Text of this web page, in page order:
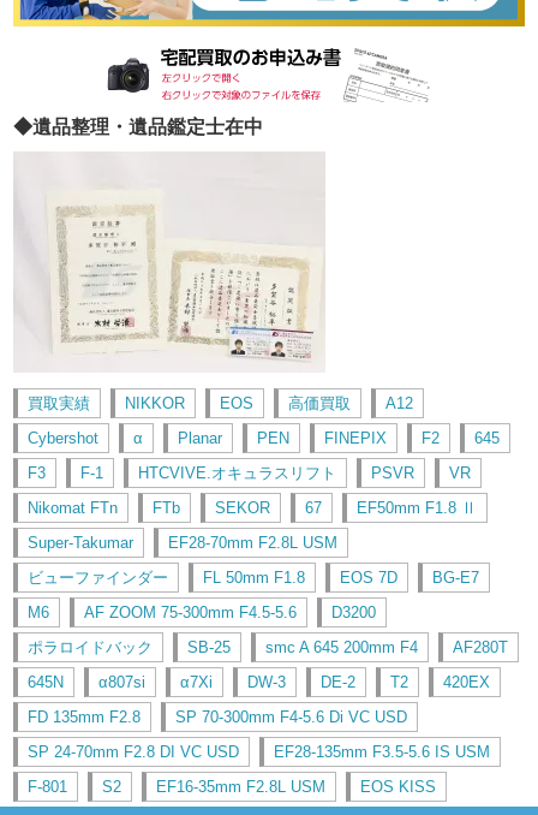
◆遺品整理・遺品鑑定士在中
買取実績 NIKKOR EOS 高価買取
A12
Cybershot
α Planar PEN FINEPIX F2
645
F3
F-1 HTCVIVE.オキュラスリフト PSVR
VR
Nikomat FTn
FTb SEKOR 67
EF50mm F1.8 Ⅱ
Super-Takumar
EF28-70mm F2.8L USM
ビューファインダー
FL 50mm F1.8 EOS 7D
BG-E7
M6
AF ZOOM 75-300mm F4.5-5.6
D3200
ポラロイドバック
SB-25 smc A 645 200mm F4
AF280T
645N
α807si α7Xi DW-3 DE-2 T2
420EX
FD 135mm F2.8
SP 70-300mm F4-5.6 Di VC USD
SP 24-70mm F2.8 DI VC USD
EF28-135mm F3.5-5.6 IS USM
F-801
S2 EF16-35mm F2.8L USM EOS KISS